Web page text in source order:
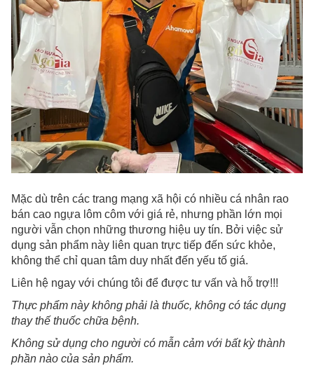
Mặc dù trên các trang mạng xã hội có nhiều cá nhân rao
bán cao ngựa lôm côm với giá rẻ, nhưng phần lớn mọi
người vẫn chọn những thương hiệu uy tín. Bởi việc sử
dụng sản phẩm này liên quan trực tiếp đến sức khỏe,
không thể chỉ quan tâm duy nhất đến yếu tố giá.
Liên hệ ngay với chúng tôi để được tư vấn và hỗ trợ!!!
Thực phẩm này không phải là thuốc, không có tác dụng
thay thế thuốc chữa bệnh.
Không sử dụng cho người có mẫn cảm với bất kỳ thành
phần nào của sản phẩm.